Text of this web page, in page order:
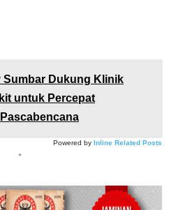
Sumbar Dukung Klinik
untuk Percepat
Powered by Inline Related Posts
*